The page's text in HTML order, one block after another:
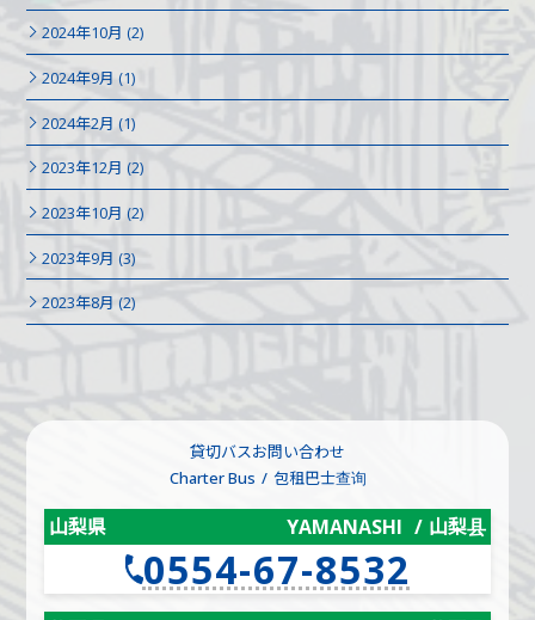
2024年10月 (2)
2024年9月 (1)
2024年2月 (1)
2023年12月 (2)
2023年10月 (2)
2023年9月 (3)
2023年8月 (2)
貸切バスお問い合わせ
Charter Bus
包租巴士查询
山梨県 YAMANASHI 山梨县
0554-67-8532